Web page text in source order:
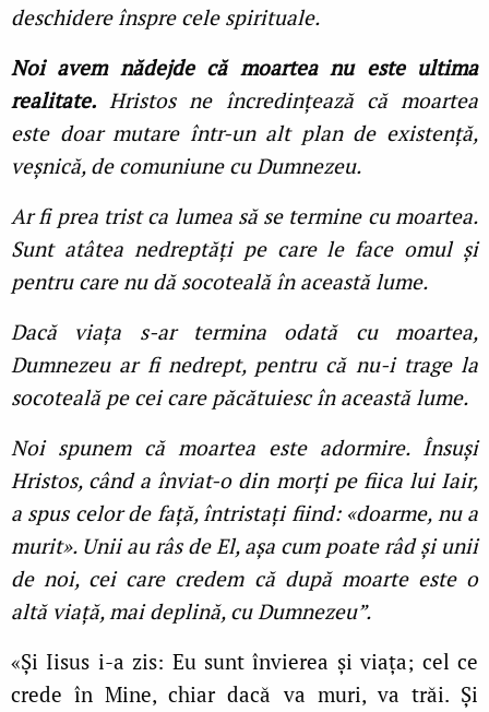
deschidere înspre cele spirituale.
Noi avem nădejde că moartea nu este ultima
realitate. Hristos ne încredințează că moartea
este doar mutare într-un alt plan de existență,
veșnică, de comuniune cu Dumnezeu.
Ar fi prea trist ca lumea să se termine cu moartea.
Sunt atâtea nedreptăți pe care le face omul și
pentru care nu dă socoteală în această lume.
Dacă viața s-ar termina odată cu moartea,
Dumnezeu ar fi nedrept, pentru că nu-i trage la
socoteală pe cei care păcătuiesc în această lume.
Noi spunem că moartea este adormire. Însuși
Hristos, când a înviat-o din morți pe fiica lui Iair,
a spus celor de față, întristați fiind: «doarme, nu a
murit». Unii au râs de El, așa cum poate râd și unii
de noi, cei care credem că după moarte este o
altă viață, mai deplină, cu Dumnezeu”.
«Şi Iisus i-a zis: Eu sunt învierea şi viaţa; cel ce
crede în Mine, chiar dacă va muri, va trăi. Şi